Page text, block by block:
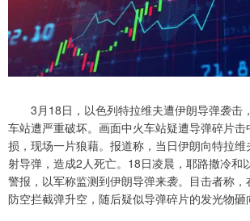
3月18日，以色列特拉维夫遭伊朗导弹袭击
车站遭严重破坏。画面中火车站疑遭导弹碎片
损，现场一片狼藉。报道称，当日伊朗向特拉
射导弹，造成2人死亡。18日凌晨，耶路撒冷和
警报，以军称监测到伊朗导弹来袭。目击者称
防空拦截弹升空，随后疑似导弹碎片的发光物砸